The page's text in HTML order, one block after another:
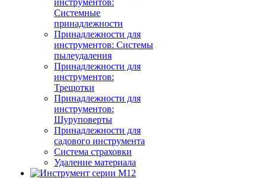
инструментов:
Системные
принадлежности
Принадлежности для
инструментов: Системы
пылеудаления
Принадлежности для
инструментов:
Трещотки
Принадлежности для
инструментов:
Шуруповерты
Принадлежности для
садового инструмента
Система страховки
Удаление материала